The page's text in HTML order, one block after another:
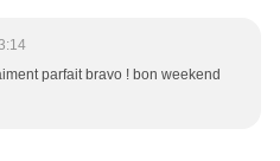
parfait bravo ! bon weekend